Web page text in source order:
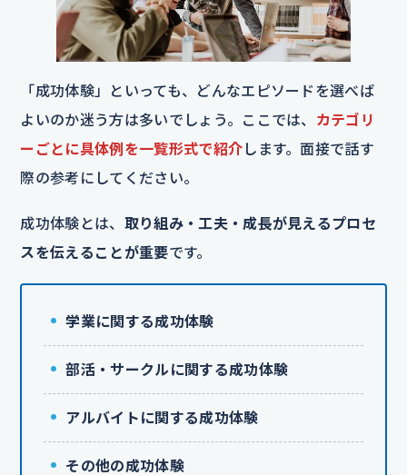
「成功体験」といっても、どんなエピソードを選べば
よいのか迷う方は多いでしょう。ここでは、 カテゴリ
ーごとに具体例を一覧形式で紹介 します。面接で話す
際の参考にしてください。
成功体験とは、 取り組み・工夫・成長が見えるプロセ
スを伝えることが重要です。
学業に関する成功体験
部活・サークルに関する成功体験
アルバイトに関する成功体験
その他の成功体験